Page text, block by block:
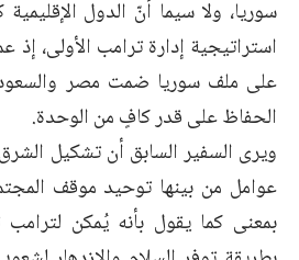
سوريا، ولا سيما أنّ الدول
استراتيجية إدارة ترامب الأولى،
على ‏ملف سوريا ضمت مصر
الحفاظ على قدر كافٍ من الوحدة.‏
ويرى السفير السابق أن تشكيل
عوامل من بينها توحيد موقف
بمعنى كما يقول بأنه يُمكن